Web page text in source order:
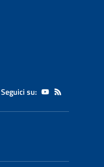
Seguici su: